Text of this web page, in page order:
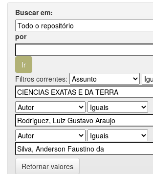
Buscar em:
por
Filtros correntes:
Retornar valores